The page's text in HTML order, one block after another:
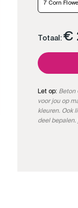
7 Corn
Totaal:€
Let op: Beton
voor jou op
kleuren. Ook
deel bepalen.